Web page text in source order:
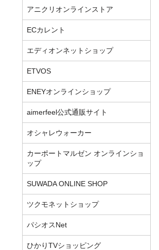
アニクリオンラインストア
ECカレント
エディオンネットショップ
ETVOS
ENEYオンラインショップ
aimerfeel公式通販サイト
オシャレウォーカー
カーポートマルゼン オンラインショ
ップ
SUWADA ONLINE SHOP
ツクモネットショップ
パシオスNet
ひかりTVショッピング